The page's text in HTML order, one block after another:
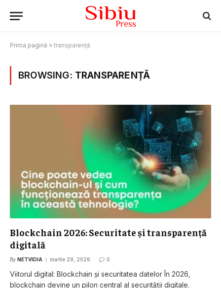
Prima pagină » transparență
BROWSING: TRANSPARENȚĂ
Blockchain 2026: Securitate și transparență
digitală
By NETVIDIA martie 29, 2026 0
Viitorul digital: Blockchain și securitatea datelor În 2026,
blockchain devine un pilon central al securității digitale.